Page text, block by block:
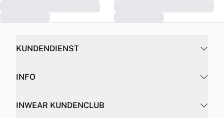
KUNDENDIENST
INFO
INWEAR KUNDENCLUB